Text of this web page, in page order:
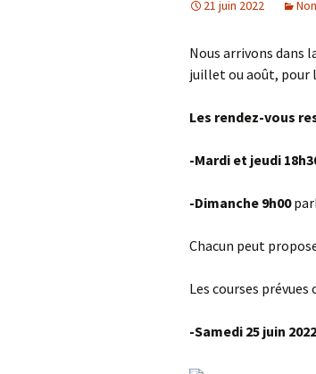
21 juin 2022
Nous arrivons dans
juillet ou août, pour
Les rendez-vous
-Mardi et jeudi
-Dimanche 9h00
Chacun peut
Les courses prévues
-Samedi 25 juin